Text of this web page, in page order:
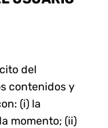
del
contenidos y
(i) la
momento; (ii)